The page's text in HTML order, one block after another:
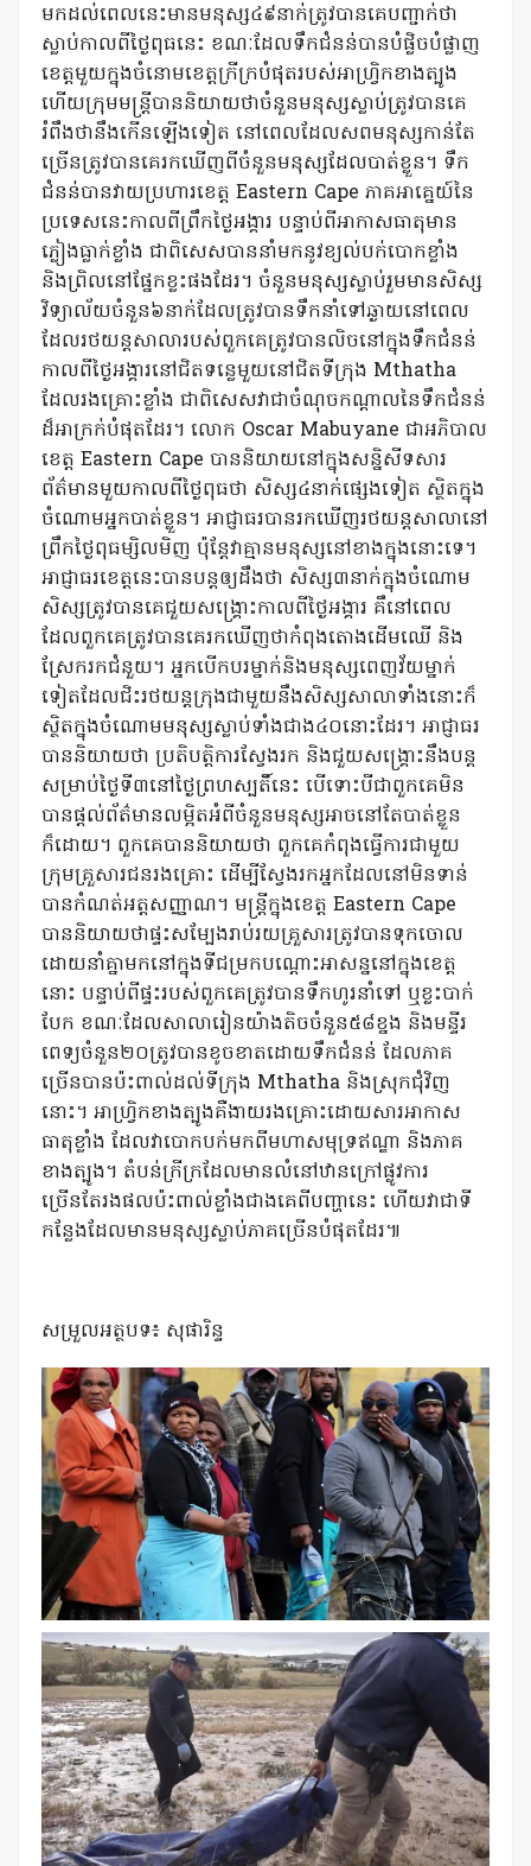
មកដល់ពេលនេះមានមនុស្ស៤៩នាក់ត្រូវបានគេបញ្ជាក់ថា
ស្លាប់កាលពីថ្ងៃពុធនេះ ខណៈដែលទឹកជំនន់បានបំផ្លិចបំផ្លាញ
ខេត្តមួយក្នុងចំនោមខេត្តក្រីក្របំផុតរបស់អាហ្រ្វិកខាងត្បូង
ហើយក្រុមមន្ត្រីបាននិយាយថាចំនួនមនុស្សស្លាប់ត្រូវបានគេ
រំពឹងថានឹងកើនឡើងទៀត នៅពេលដែលសពមនុស្សកាន់តែ
ច្រើនត្រូវបានគេរកឃើញពីចំនួនមនុស្សដែលបាត់ខ្លួន។ ទឹក
ជំនន់បានវាយប្រហារខេត្ត Eastern Cape ភាគអាគ្នេយ៍នៃ
ប្រទេសនេះកាលពីព្រឹកថ្ងៃអង្គារ បន្ទាប់ពីអាកាសធាតុមាន
ភ្លៀងធ្លាក់ខ្លាំង ជាពិសេសបាននាំមកនូវខ្យល់បក់បោកខ្លាំង
និងព្រិលនៅផ្នែកខ្លះផងដែរ។ ចំនួនមនុស្សស្លាប់រួមមានសិស្ស
វិទ្យាល័យចំនួន៦នាក់ដែលត្រូវបានទឹកនាំទៅឆ្ងាយនៅពេល
ដែលរថយន្តសាលារបស់ពួកគេត្រូវបានលិចនៅក្នុងទឹកជំនន់
កាលពីថ្ងៃអង្គារនៅជិតទន្លេមួយនៅជិតទីក្រុង Mthatha
ដែលរងគ្រោះខ្លាំង ជាពិសេសវាជាចំណុចកណ្តាលនៃទឹកជំនន់
ដ៏អាក្រក់បំផុតដែរ។ លោក Oscar Mabuyane ជាអភិបាល
ខេត្ត Eastern Cape បាននិយាយនៅក្នុងសន្និសីទសារ
ព័ត៌មានមួយកាលពីថ្ងៃពុធថា សិស្ស៤នាក់ផ្សេងទៀត ស្ថិតក្នុង
ចំណោមអ្នកបាត់ខ្លួន។ អាជ្ញាធរបានរកឃើញរថយន្តសាលានៅ
ព្រឹកថ្ងៃពុធម្សិលមិញ ប៉ុន្តែវាគ្មានមនុស្សនៅខាងក្នុងនោះទេ។
អាជ្ញាធរខេត្តនេះបានបន្តឲ្យដឹងថា សិស្ស៣នាក់ក្នុងចំណោម
សិស្សត្រូវបានគេជួយសង្គ្រោះកាលពីថ្ងៃអង្គារ គឹនៅពេល
ដែលពួកគេត្រូវបានគេរកឃើញថាកំពុងតោងដើមឈើ និង
ស្រែករកជំនួយ។ អ្នកបើកបរម្នាក់និងមនុស្សពេញវ័យម្នាក់
ទៀតដែលជិះរថយន្តក្រុងជាមួយនឹងសិស្សសាលាទាំងនោះក៏
ស្ថិតក្នុងចំណោមមនុស្សស្លាប់ទាំងជាង៤០នោះដែរ។ អាជ្ញាធរ
បាននិយាយថា ប្រតិបត្តិការស្វែងរក និងជួយសង្គ្រោះនឹងបន្ត
សម្រាប់ថ្ងៃទី៣នៅថ្ងៃព្រហស្បតិ៍នេះ បើទោះបីជាពួកគេមិន
បានផ្តល់ព័ត៌មានលម្អិតអំពីចំនួនមនុស្សអាចនៅតែបាត់ខ្លួន
ក៏ដោយ។ ពួកគេបាននិយាយថា ពួកគេកំពុងធ្វើការជាមួយ
ក្រុមគ្រួសារជនរងគ្រោះ ដើម្បីស្វែងរកអ្នកដែលនៅមិនទាន់
បានកំណត់អត្តសញ្ញាណ។ មន្ត្រីក្នុងខេត្ត Eastern Cape
បាននិយាយថាផ្ទះសម្បែងរាប់រយគ្រួសារត្រូវបានទុកចោល
ដោយនាំគ្នាមកនៅក្នុងទីជម្រកបណ្តោះអាសន្ននៅក្នុងខេត្ត
នោះ បន្ទាប់ពីផ្ទះរបស់ពួកគេត្រូវបានទឹកហូរនាំទៅ ឬខ្លះបាក់
បែក ខណៈដែលសាលារៀនយ៉ាងតិចចំនួន៥៨ខ្នង និងមន្ទីរ
ពេទ្យចំនួន២០ត្រូវបានខូចខាតដោយទឹកជំនន់ ដែលភាគ
ច្រើនបានប៉ះពាល់ដល់ទីក្រុង Mthatha និងស្រុកជុំវិញ
នោះ។ អាហ្រ្វិកខាងត្បូងគឺងាយរងគ្រោះដោយសារអាកាស
ធាតុខ្លាំង ដែលវាបោកបក់មកពីមហាសមុទ្រឥណ្ឌា និងភាគ
ខាងត្បូង។ តំបន់ក្រីក្រដែលមានលំនៅឋានក្រៅផ្លូវការ
ច្រើនតែរងផលប៉ះពាល់ខ្លាំងជាងគេពីបញ្ហានេះ ហើយវាជាទី
កន្លែងដែលមានមនុស្សស្លាប់ភាគច្រើនបំផុតដែរ៕
សម្រួលអត្ថបទ៖ សុផារិន្ទ